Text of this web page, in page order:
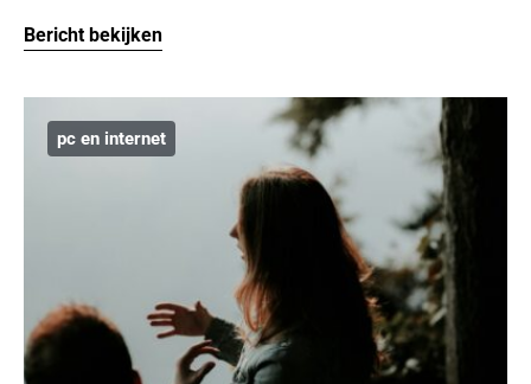
Bericht bekijken
pc en internet